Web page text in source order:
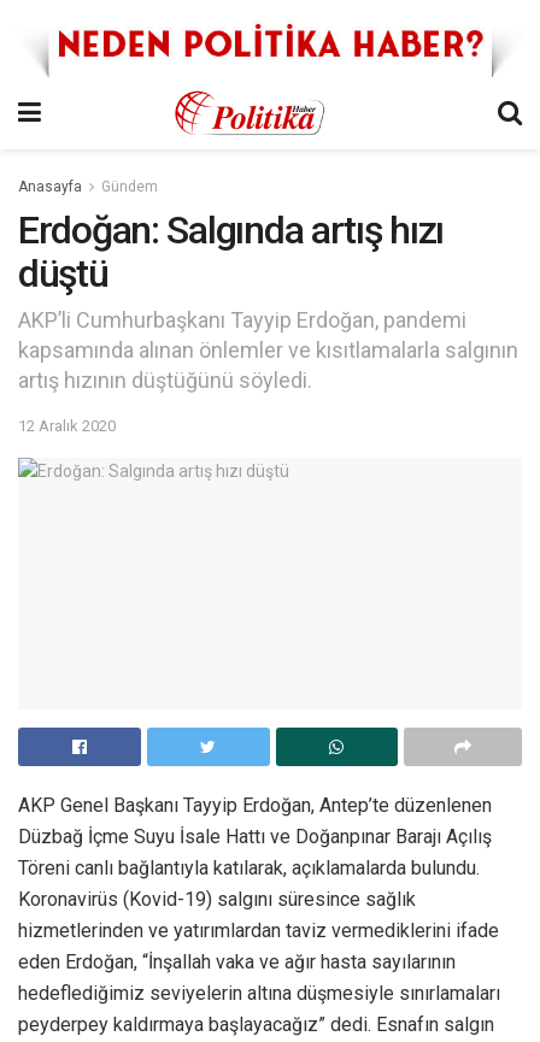
Anasayfa Gündem
Erdoğan: Salgında artış hızı
düştü
AKP’li Cumhurbaşkanı Tayyip Erdoğan, pandemi
kapsamında alınan önlemler ve kısıtlamalarla salgının
artış hızının düştüğünü söyledi.
12 Aralık 2020
AKP Genel Başkanı Tayyip Erdoğan, Antep’te düzenlenen
Düzbağ İçme Suyu İsale Hattı ve Doğanpınar Barajı Açılış
Töreni canlı bağlantıyla katılarak, açıklamalarda bulundu.
Koronavirüs (Kovid-19) salgını süresince sağlık
hizmetlerinden ve yatırımlardan taviz vermediklerini ifade
eden Erdoğan, “İnşallah vaka ve ağır hasta sayılarının
hedeflediğimiz seviyelerin altına düşmesiyle sınırlamaları
peyderpey kaldırmaya başlayacağız” dedi. Esnafın salgın